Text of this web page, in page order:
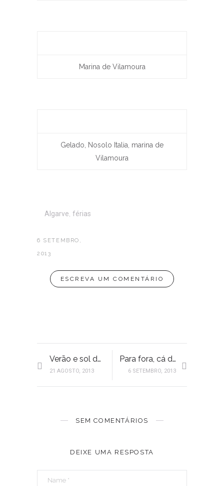
Marina de Vilamoura
Gelado, Nosolo Italia, marina de
Vilamoura
Algarve férias
6 SETEMBRO,
2013
ESCREVA UM COMENTÁRIO
Verāo e sol de agosto
21 AGOSTO, 2013
Para fora, cá dentro II
6 SETEMBRO, 2013
SEM COMENTÁRIOS
DEIXE UMA RESPOSTA